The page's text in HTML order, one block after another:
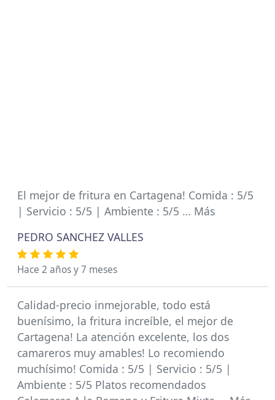
El mejor de fritura en Cartagena! Comida : 5/5
| Servicio : 5/5 | Ambiente : 5/5 … Más
PEDRO SANCHEZ VALLES
Hace 2 años y 7 meses
Calidad-precio inmejorable, todo está
buenísimo, la fritura increíble, el mejor de
Cartagena! La atención excelente, los dos
camareros muy amables! Lo recomiendo
muchísimo! Comida : 5/5 | Servicio : 5/5 |
Ambiente : 5/5 Platos recomendados